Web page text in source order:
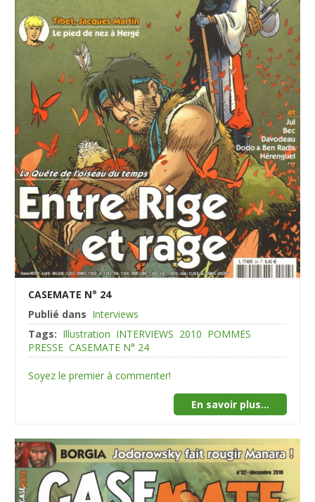
CASEMATE N° 24
Publié dans Interviews
Tags: Illustration INTERVIEWS 2010 POMMES
PRESSE CASEMATE N° 24
Soyez le premier à commenter!
En savoir plus...